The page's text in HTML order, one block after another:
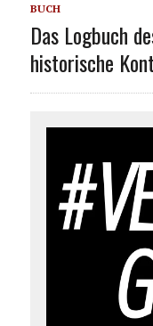
BUCH
Das Logbuch
historische